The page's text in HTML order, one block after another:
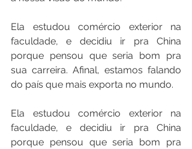
Ela estudou comércio exterior na
faculdade, e decidiu ir pra China
porque pensou que seria bom pra
sua carreira. Afinal, estamos falando
do país que mais exporta no mundo.
Ela estudou comércio exterior na
faculdade, e decidiu ir pra China
porque pensou que seria bom pra